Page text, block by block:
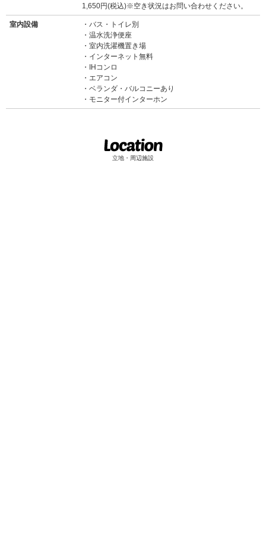
1,650円(税込)※空き状況はお問い合わせください。
室内設備
バス・トイレ別
温水洗浄便座
室内洗濯機置き場
インターネット無料
IHコンロ
エアコン
ベランダ・バルコニーあり
モニター付インターホン
立地・周辺施設